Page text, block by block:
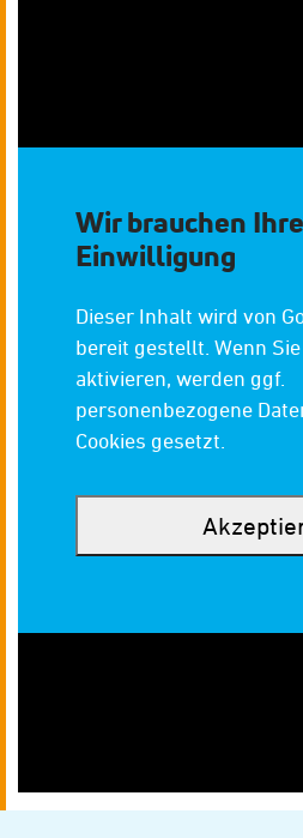
Wir brauchen Ihre
Einwilligung
Dieser Inhalt wird von
bereit gestellt. Wenn
aktivieren, werden ggf.
personenbezogene
Cookies gesetzt.